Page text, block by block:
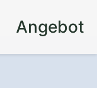
Angebot